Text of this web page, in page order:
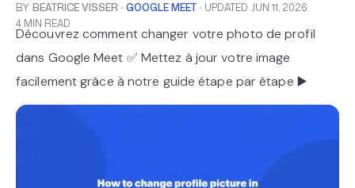
BY BEATRICE VISSER · GOOGLE MEET · UPDATED JUN 11, 2026
4 MIN READ
Découvrez comment changer votre photo de profil
dans Google Meet ✅ Mettez à jour votre image
facilement grâce à notre guide étape par étape ▶️